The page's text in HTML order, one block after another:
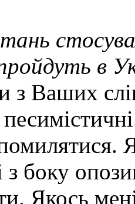
в
з Ваших
з боку
Якось